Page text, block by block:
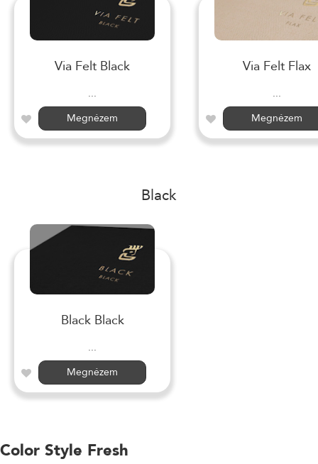
Via Felt Black
...
Megnézem
Via Felt Flax
...
Megnézem
Black
Black Black
...
Megnézem
Color Style Fresh